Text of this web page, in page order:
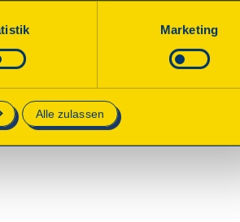
gesetzt, die technisch notwendig und für
Marketing
Alle zulassen